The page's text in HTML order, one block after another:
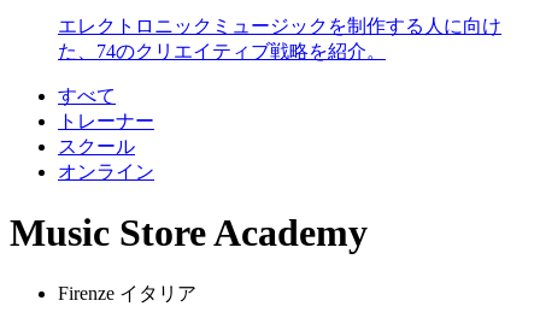
エレクトロニックミュージックを制作する人に向け
た、74のクリエイティブ戦略を紹介。
すべて
トレーナー
スクール
オンライン
Music Store Academy
Firenze イタリア